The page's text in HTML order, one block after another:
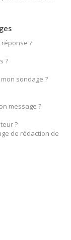
?
?
sondage ?
message ?
?
de rédaction de